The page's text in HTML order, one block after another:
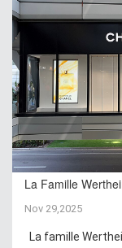
La Famille
Nov 29,2025
La famille